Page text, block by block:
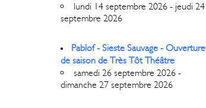
lundi 14 septembre 2026 - jeudi 24
septembre 2026
Pablof - Sieste Sauvage - Ouverture
de saison de Très Tôt Théâtre
samedi 26 septembre 2026 -
dimanche 27 septembre 2026